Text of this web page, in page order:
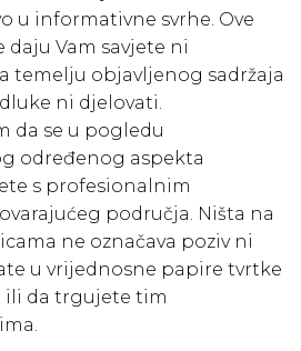
u informativne svrhe. Ove
Vam savjete ni
temelju objavljenog sadržaja
ni djelovati.
da se u pogledu
određenog aspekta
s profesionalnim
područja. Ništa na
ne označava poziv ni
u vrijednosne papire tvrtke
ili da trgujete tim